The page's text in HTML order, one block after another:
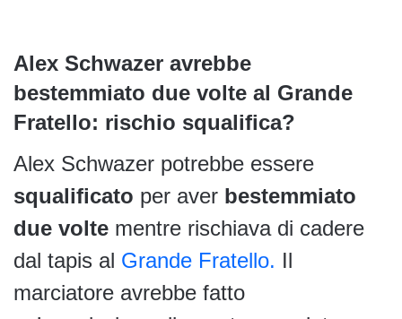
Alex Schwazer avrebbe
bestemmiato due volte al Grande
Fratello: rischio squalifica?
Alex Schwazer potrebbe essere
squalificato per aver bestemmiato
due volte mentre rischiava di cadere
dal tapis al Grande Fratello. Il
marciatore avrebbe fatto